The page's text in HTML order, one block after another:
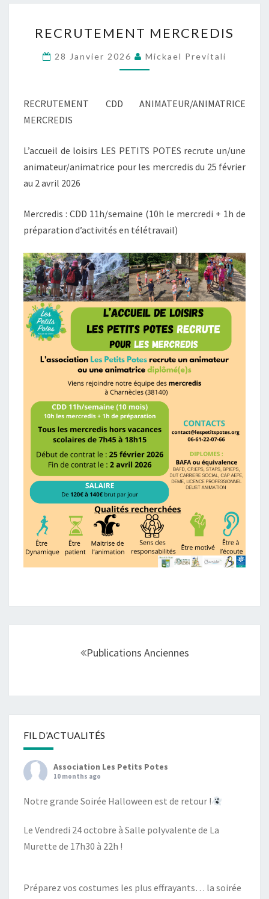
MERCREDIS
RECRUTEMENT MERCREDIS
28 Janvier 2026 Mickael Previtali
RECRUTEMENT CDD ANIMATEUR/ANIMATRICE
MERCREDIS
L’accueil de loisirs LES PETITS POTES recrute un/une
animateur/animatrice pour les mercredis du 25 février
au 2 avril 2026
Mercredis : CDD 11h/semaine (10h le mercredi + 1h de
préparation d’activités en télétravail)
articles
Publications Anciennes
FIL D’ACTUALITÉS
Association Les Petits Potes
10 months ago
Notre grande Soirée Halloween est de retour !
Le Vendredi 24 octobre à Salle polyvalente de La
Murette de 17h30 à 22h !
Préparez vos costumes les plus effrayants… la soirée